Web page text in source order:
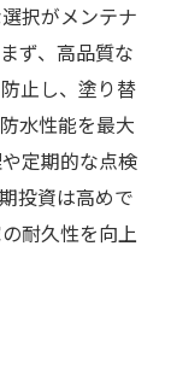
択がメンテナ
ず、高品質な
止し、塗り替
水性能を最大
定期的な点検
投資は高めで
耐久性を向上